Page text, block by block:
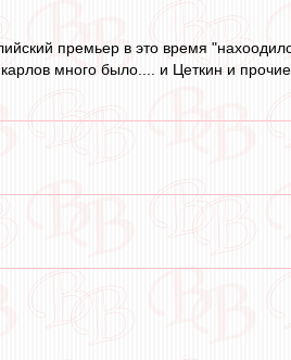
премьер в это время
много было.... и Цеткин и